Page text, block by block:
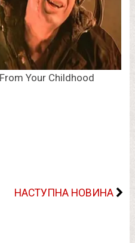
НАСТУПНА НОВИНА